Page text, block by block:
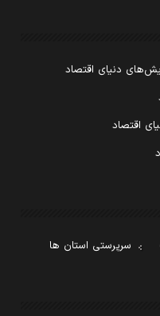
دنیای اقتصاد
اقتصاد
سرپرستی استان ها